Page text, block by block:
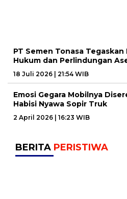
PT Semen Tonasa
Hukum dan Perlindungan
18 Juli 2026 | 21:54 WIB
Emosi Gegara Mobilnya
Habisi Nyawa Sopir Truk
2 April 2026 | 16:23 WIB
BERITA PERISTIWA